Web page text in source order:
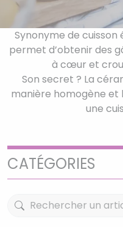
Synonyme de cuisson
permet d’obtenir des
à cœur et
Son secret ? La
manière homogène et
une
CATÉGORIES